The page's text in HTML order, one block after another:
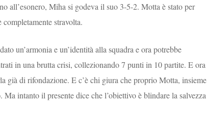
all’esonero, Miha si godeva il suo 3-5-2. Motta è stato per
stravolta.
un’armonia e un’identità alla squadra e ora potrebbe
in una brutta crisi, collezionando 7 punti in 10 partite. E ora
di rifondazione. E c’è chi giura che proprio Motta, insieme
intanto il presente dice che l’obiettivo è blindare la salvezza